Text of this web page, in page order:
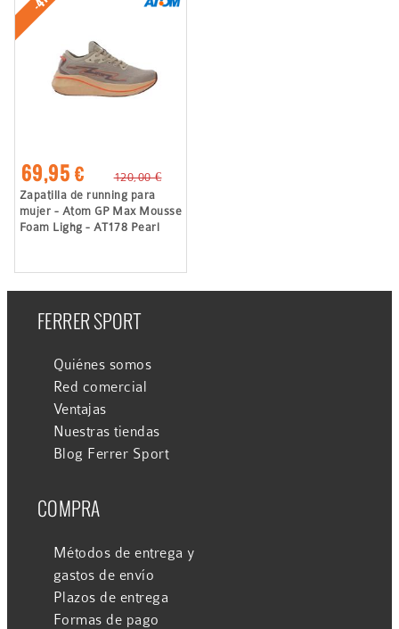
69,95 €
120,00 €
Zapatilla de running para
mujer - Atom GP Max Mousse
Foam Lighg - AT178 Pearl
FERRER SPORT
Quiénes somos
Red comercial
Ventajas
Nuestras tiendas
Blog Ferrer Sport
COMPRA
Métodos de entrega y
gastos de envío
Plazos de entrega
Formas de pago